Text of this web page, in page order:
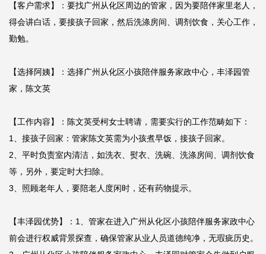
【客户需求】：要找广州从化区周边的管家，因为要陪伴家里老人，
得会讲白话，要接孩子回家，然后洗涤房间、调剂饮食，关心工作，
勤勉。
【选择阿姨】：选择广州从化区小孩陪伴服务家政中心，丰泽园管
家，陈文英
【工作内容】：陈文英受柯女士聘请，需要实行的工作范畴如下：
1、接孩子回家：管家陈文英需为小孩煮早饭，接孩子回家。
2、平时负责室内清洁，如洗衣、熨衣、洗碗、洗涤房间、调剂饮食
等，另外，要定时大扫除。
3、照顾老年人，要陪老人度闲时，还有药物提示。
【丰泽园优势】：1、管家在进入广州从化区小孩陪伴服务家政中心
前会进行权威背景探查，确保管家从业人员道德纯净，无瑕疵历史。